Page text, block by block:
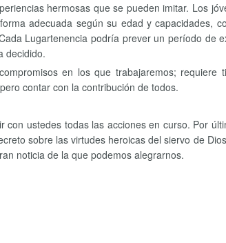
hermosas que se pueden imitar. Los
adecuada según su edad y
Lugartenencia podría prever un período
decidido.
en los que trabajaremos;
contar con la contribución de todos.
con ustedes todas las acciones en curso. Por
sobre las virtudes heroicas del siervo de
noticia de la que podemos alegrarnos.